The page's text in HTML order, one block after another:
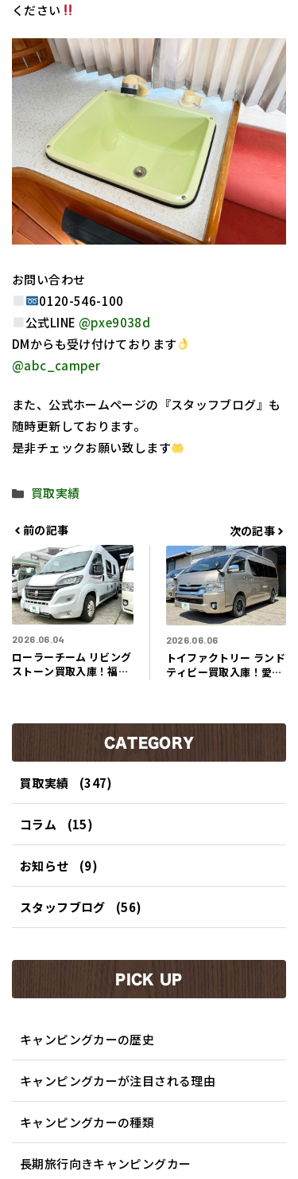
ください
お問い合わせ
0120-546-100
公式LINE @pxe9038d
DMからも受け付けております
@abc_camper
また、公式ホームページの『スタッフブログ』も
随時更新しております。
是非チェックお願い致します
カ
ゴ
ー
買取実績
前の記事
2026.06.04
ローラーチーム リビング
ストーン買取入庫！福岡
キャンピングカー買取さ
せて頂きました！！
次の記事
2026.06.06
トイファクトリー ランド
ティピー買取入庫！愛知
て頂きました！！
CATEGORY
買取実績 (347)
コラム (15)
お知らせ (9)
スタッフブログ (56)
PICK UP
キャンピングカーの歴史
キャンピングカーが注目される理由
キャンピングカーの種類
長期旅行向きキャンピングカー